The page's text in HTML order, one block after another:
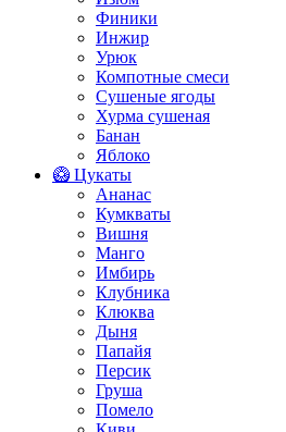
Финики
Инжир
Урюк
Компотные смеси
Сушеные ягоды
Хурма сушеная
Банан
Яблоко
🥝 Цукаты
Ананас
Кумкваты
Вишня
Манго
Имбирь
Клубника
Клюква
Дыня
Папайя
Персик
Груша
Помело